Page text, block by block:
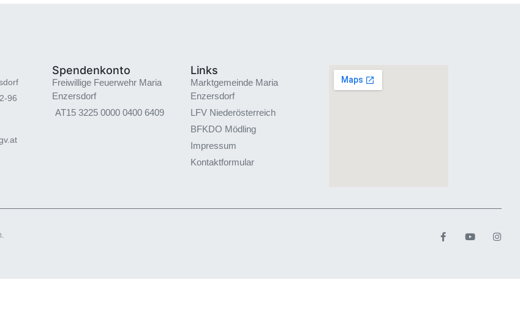
96
Spendenkonto
Freiwillige Feuerwehr Maria
Enzersdorf
AT15 3225 0000 0400 6409
Links
Marktgemeinde Maria
Enzersdorf
LFV Niederösterreich
BFKDO Mödling
Impressum
Kontaktformular